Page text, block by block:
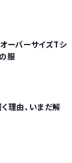
ーバーサイズTシ
服
理由、いまだ解